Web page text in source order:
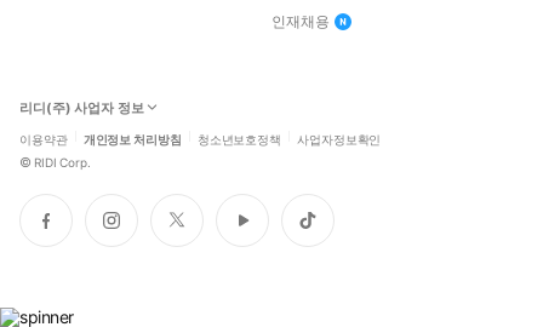
인재채용
리디(주) 사업자 정보
이용약관 개인정보 처리방침 청소년보호정책 사업자정보확인
© RIDI Corp.
페
이
인
스
트
위
유
튜
틱
톡